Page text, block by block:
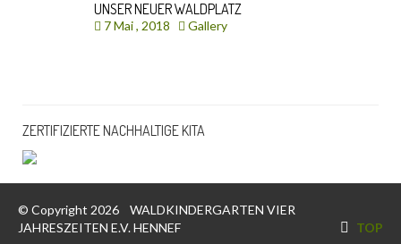
UNSER NEUER WALDPLATZ
7 Mai , 2018 Gallery
ZERTIFIZIERTE NACHHALTIGE KITA
© Copyright 2026 WALDKINDERGARTEN VIER
JAHRESZEITEN E.V. HENNEF
TOP